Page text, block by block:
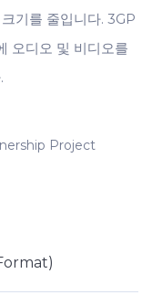
기를 줄입니다. 3GP
오디오 및 비디오를
Project